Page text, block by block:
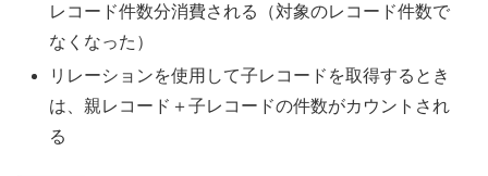
レコード件数分消費される（対象のレコード件数で
なくなった）
リレーションを使用して子レコードを取得するとき
は、親レコード＋子レコードの件数がカウントされ
る